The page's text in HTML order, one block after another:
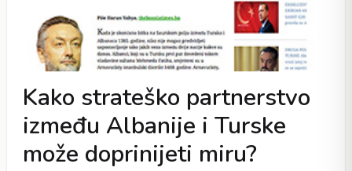
Kako strateško partnerstvo
između Albanije i Turske
može doprinijeti miru?